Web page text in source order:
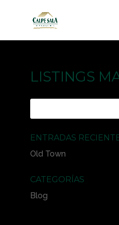
LISTINGS
ENTRADAS
Old Town
CATEGORÍAS
Blog